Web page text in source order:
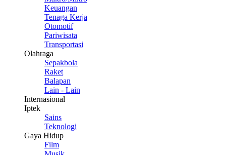
Keuangan
Tenaga Kerja
Otomotif
Pariwisata
Transportasi
Olahraga
Sepakbola
Raket
Balapan
Lain - Lain
Internasional
Iptek
Sains
Teknologi
Gaya Hidup
Film